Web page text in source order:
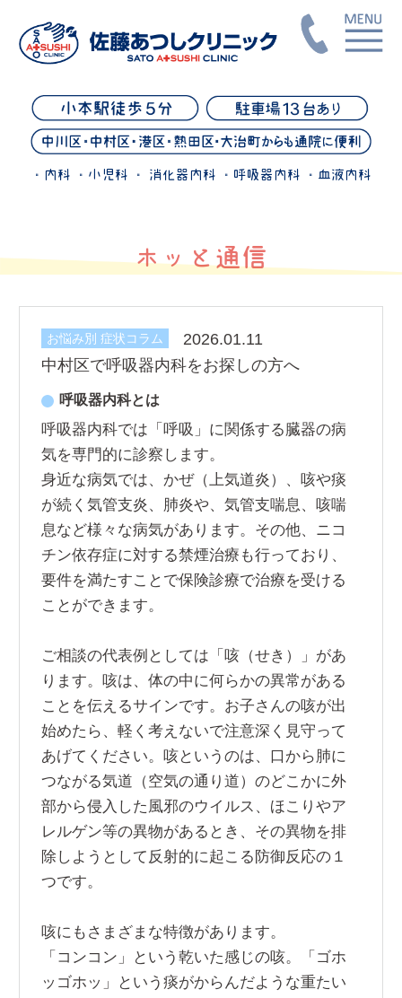
・内科 ・小児科 ・ 消化器内科 ・呼吸器内科 ・血液内科
ホッと通信
お悩み別 症状コラム
2026.01.11
中村区で呼吸器内科をお探しの方へ
呼吸器内科とは
呼吸器内科では「呼吸」に関係する臓器の病
気を専門的に診察します。
身近な病気では、かぜ（上気道炎）、咳や痰
が続く気管支炎、肺炎や、気管支喘息、咳喘
息など様々な病気があります。その他、ニコ
チン依存症に対する禁煙治療も行っており、
要件を満たすことで保険診療で治療を受ける
ことができます。
ご相談の代表例としては「咳（せき）」があ
ります。咳は、体の中に何らかの異常がある
ことを伝えるサインです。お子さんの咳が出
始めたら、軽く考えないで注意深く見守って
あげてください。咳というのは、口から肺に
つながる気道（空気の通り道）のどこかに外
部から侵入した風邪のウイルス、ほこりやア
レルゲン等の異物があるとき、その異物を排
除しようとして反射的に起こる防御反応の１
つです。
咳にもさまざまな特徴があります。
「コンコン」という乾いた感じの咳。「ゴホ
ッゴホッ」という痰がからんだような重たい